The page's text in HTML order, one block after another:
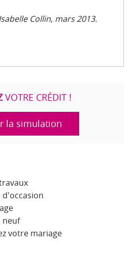
Collin, mars 2013.
VOTRE CRÉDIT !
la simulation
d'occasion
neuf
votre mariage